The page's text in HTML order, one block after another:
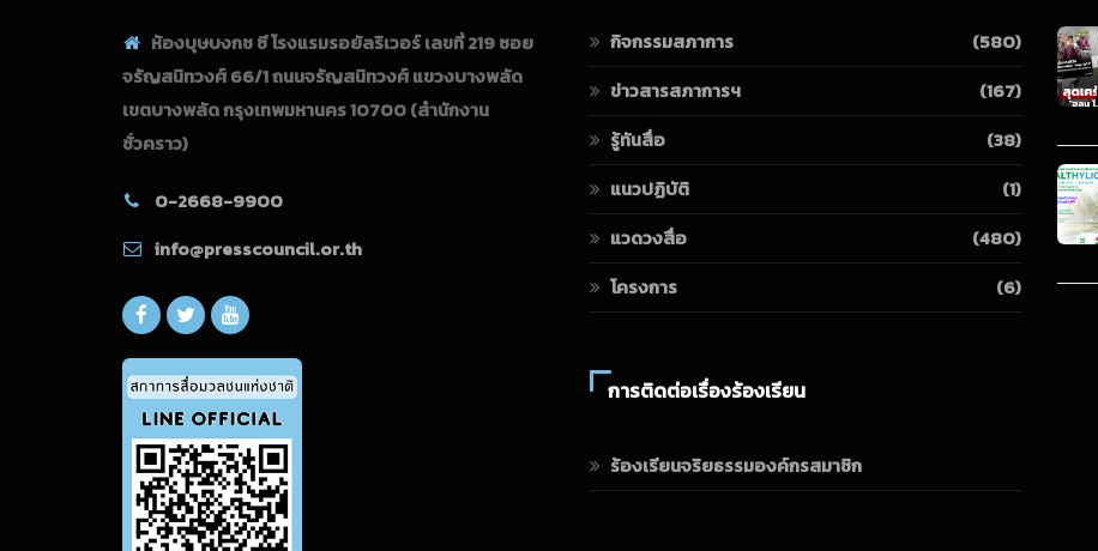
ห้องบุษบงกช ซี โรงแรมรอยัลริเวอร์ เลขที่ 219 ซอย
จรัญสนิทวงศ์ 66/1 ถนนจรัญสนิทวงศ์ แขวงบางพลัด
เขตบางพลัด กรุงเทพมหานคร 10700(สำนักงาน
ชั่วคราว)
0-2668-9900
info@presscouncil.or.th
กิจกรรมสภาการ
(580)
ข่าวสารสภาการฯ
(167)
รู้ทันสื่อ
(38)
แนวปฏิบัติ
(1)
แวดวงสื่อ
(480)
โครงการ
(6)
การติดต่อเรื่องร้องเรียน
ร้องเรียนจริยธรรมองค์กรสมาชิก